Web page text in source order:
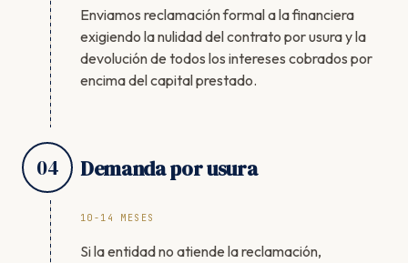
Enviamos reclamación formal a la financiera
exigiendo la nulidad del contrato por usura y la
devolución de todos los intereses cobrados por
encima del capital prestado.
04 Demanda por usura
10-14 MESES
Si la entidad no atiende la reclamación,